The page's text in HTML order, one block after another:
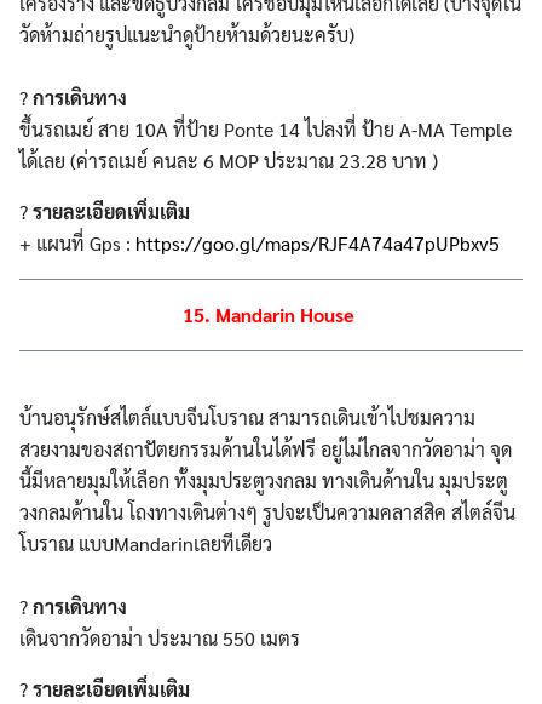
วัดห้ามถ่ายรูปแนะนำดูป้ายห้ามด้วยนะครับ)
?การเดินทาง
ขึ้นรถเมย์ สาย 10A ที่ป้าย Ponte 14 ไปลงที่ ป้าย A-MA Temple
ได้เลย (ค่ารถเมย์ คนละ 6 MOP ประมาณ 23.28‬ บาท )
?รายละเอียดเพิ่มเติม
+ แผนที่ Gps : https://goo.gl/maps/RJF4A74a47pUPbxv5
15. Mandarin House
บ้านอนุรักษ์สไตล์แบบจีนโบราณ สามารถเดินเข้าไปชมความ
สวยงามของสถาปัตยกรรมด้านในได้ฟรี อยู่ไม่ไกลจากวัดอาม่า จุด
นี้มีหลายมุมให้เลือก ทั้งมุมประตูวงกลม ทางเดินด้านใน มุมประตู
วงกลมด้านใน โถงทางเดินต่างๆ รูปจะเป็นความคลาสสิค สไตล์จีน
โบราณ แบบMandarinเลยทีเดียว
?การเดินทาง
เดินจากวัดอาม่า ประมาณ 550 เมตร
?รายละเอียดเพิ่มเติม